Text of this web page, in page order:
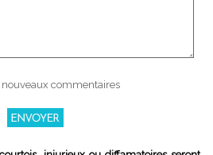
commentaires